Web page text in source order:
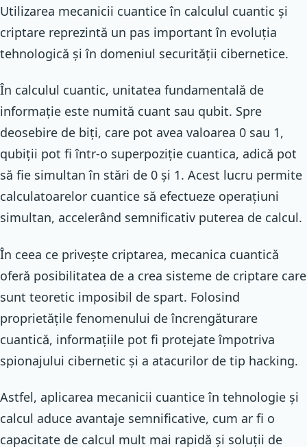
Utilizarea mecanicii cuantice în calculul cuantic și
criptare reprezintă un pas important în evoluția
tehnologică și în domeniul securității cibernetice.
În calculul cuantic, unitatea fundamentală de
informație este numită cuant sau qubit. Spre
deosebire de biți, care pot avea valoarea 0 sau 1,
qubiții pot fi într-o superpoziție cuantica, adică pot
să fie simultan în stări de 0 și 1. Acest lucru permite
calculatoarelor cuantice să efectueze operațiuni
simultan, accelerând semnificativ puterea de calcul.
În ceea ce privește criptarea, mecanica cuantică
oferă posibilitatea de a crea sisteme de criptare care
sunt teoretic imposibil de spart. Folosind
proprietățile fenomenului de încrengăturare
cuantică, informațiile pot fi protejate împotriva
spionajului cibernetic și a atacurilor de tip hacking.
Astfel, aplicarea mecanicii cuantice în tehnologie și
calcul aduce avantaje semnificative, cum ar fi o
capacitate de calcul mult mai rapidă și soluții de